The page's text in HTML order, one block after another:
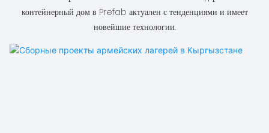
контейнерный дом в Prefab актуален с тенденциями и имеет
новейшие технологии.